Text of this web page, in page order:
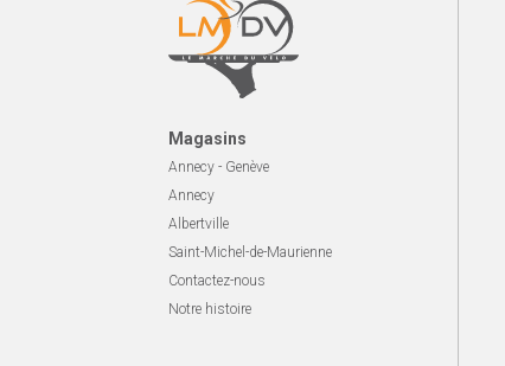
Magasins
Annecy - Genève
Annecy
Albertville
Saint-Michel-de-Maurienne
Contactez-nous
Notre histoire